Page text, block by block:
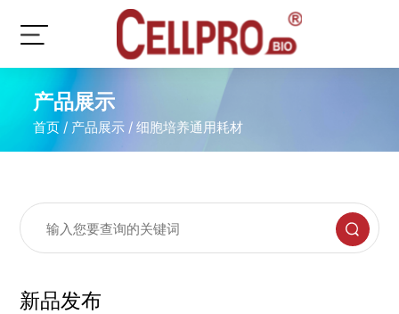
产品展示
首页/ 产品展示 /细胞培养通用耗材
新品发布